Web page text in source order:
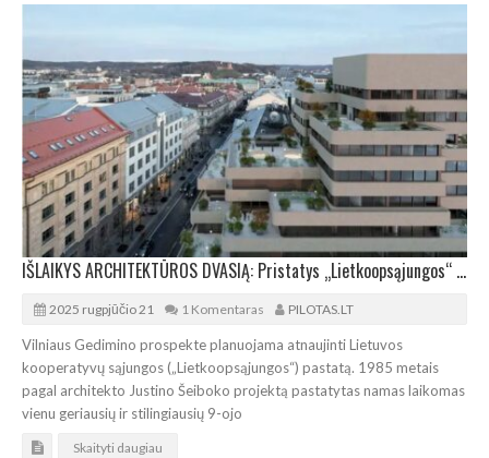
IŠLAIKYS ARCHITEKTŪROS DVASIĄ: Pristatys „Lietkoopsąjungos“ pastato rekonstrukcijos projektą
2025 rugpjūčio 21 1 Komentaras PILOTAS.LT
Vilniaus Gedimino prospekte planuojama atnaujinti Lietuvos
kooperatyvų sąjungos („Lietkoopsąjungos“) pastatą. 1985 metais
pagal architekto Justino Šeiboko projektą pastatytas namas laikomas
vienu geriausių ir stilingiausių 9-ojo
Skaityti daugiau